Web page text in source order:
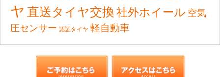
ヤ 直送タイヤ交換社外ホイール 空気
圧センサー 認証タイヤ 軽自動車